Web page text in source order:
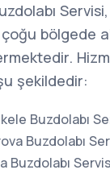
bölgede
şekildedir:
Buzdolabı
Buzdolabı
Buzdolabı